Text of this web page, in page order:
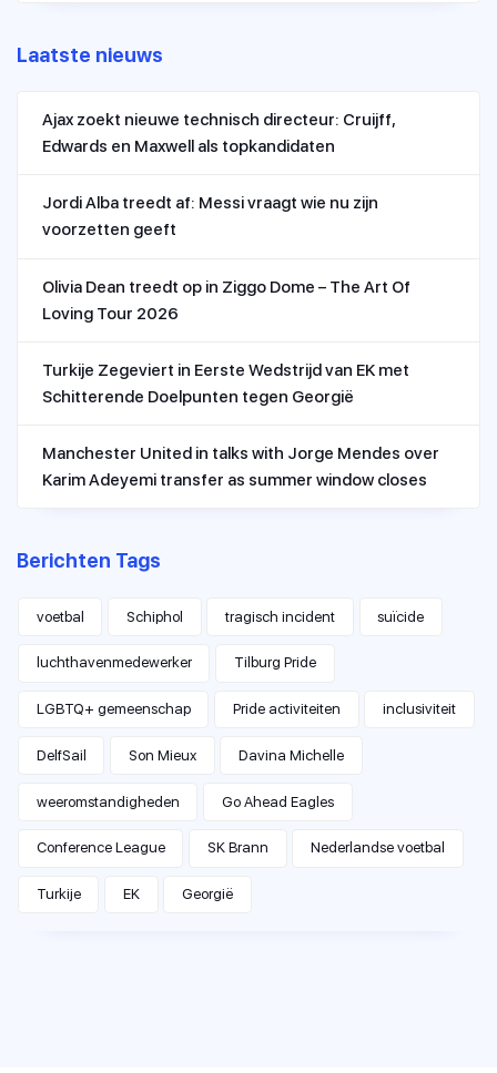
Laatste nieuws
Ajax zoekt nieuwe technisch directeur: Cruijff,
Edwards en Maxwell als topkandidaten
Jordi Alba treedt af: Messi vraagt wie nu zijn
voorzetten geeft
Olivia Dean treedt op in Ziggo Dome – The Art Of
Loving Tour 2026
Turkije Zegeviert in Eerste Wedstrijd van EK met
Schitterende Doelpunten tegen Georgië
Manchester United in talks with Jorge Mendes over
Karim Adeyemi transfer as summer window closes
Berichten Tags
voetbal Schiphol tragisch incident suïcide
luchthavenmedewerker Tilburg Pride
LGBTQ+ gemeenschap Pride activiteiten inclusiviteit
DelfSail Son Mieux Davina Michelle
weeromstandigheden Go Ahead Eagles
Conference League SK Brann Nederlandse voetbal
Turkije EK Georgië